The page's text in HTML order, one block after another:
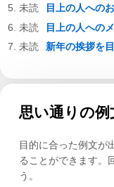
目上の人への
目上の人への
新年の挨拶を
思い通りの
目的に合った例文が
ることができます。
う。